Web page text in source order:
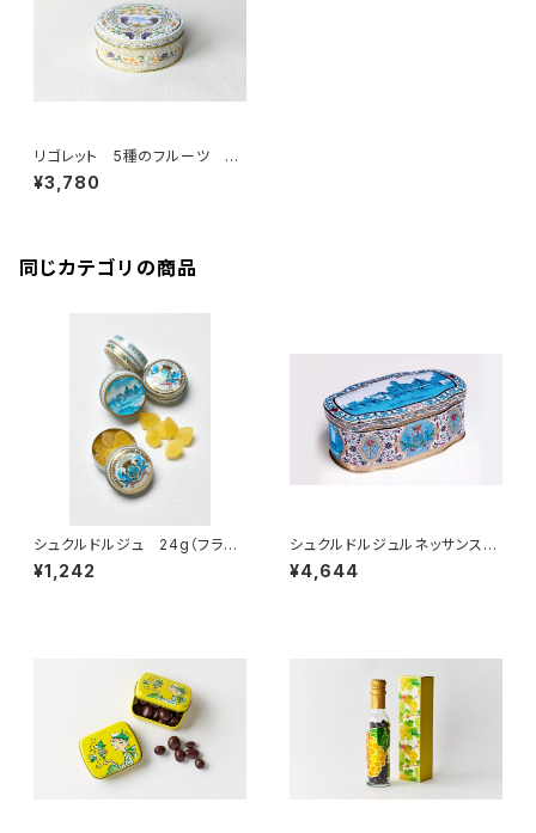
リゴレット 5種のフルーツ 20
個入（フランス・ナント）
¥3,780
同じカテゴリの商品
シュクルドルジュ 24g（フラン
ス・モレ）
¥1,242
シュクルドルジュルネッサンス
160g（フランス・モレ）
¥4,644